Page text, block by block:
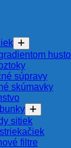
súpravy
skúmavky
sitiek
filtre